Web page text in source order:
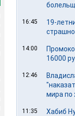
16:45
19-
14:00
16000
12:46
мира по
11:35
Хабиб